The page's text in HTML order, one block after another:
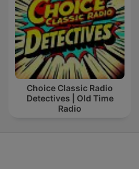
Choice Classic Radio
Detectives | Old Time
Radio